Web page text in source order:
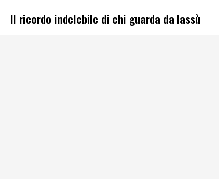
Il ricordo indelebile di chi guarda da lassù